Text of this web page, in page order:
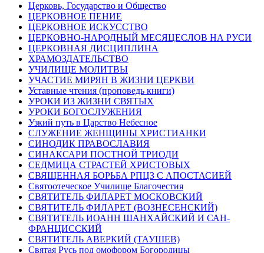
Церковь, Государство и Общество
ЦЕРКОВНОЕ ПЕНИЕ
ЦЕРКОВНОЕ ИСКУССТВО
ЦЕРКОВНО-НАРОДНЫЙ МЕСЯЦЕСЛОВ НА РУСИ
ЦЕРКОВНАЯ ДИСЦИПЛИНА
ХРАМОЗДАТЕЛЬСТВО
УЧИЛИЩЕ МОЛИТВЫ
УЧАСТИЕ МИРЯН В ЖИЗНИ ЦЕРКВИ
Уставные чтения (проповедь книги)
УРОКИ ИЗ ЖИЗНИ СВЯТЫХ
УРОКИ БОГОСЛУЖЕНИЯ
Узкий путь в Царство Небесное
СЛУЖЕНИЕ ЖЕНЩИНЫ ХРИСТИАНКИ
СИНОДИК ПРАВОСЛАВИЯ
СИНАКСАРИ ПОСТНОЙ ТРИОДИ
СЕДМИЦА СТРАСТЕЙ ХРИСТОВЫХ
СВЯЩЕННАЯ БОРЬБА РПЦЗ С АПОСТАСИЕЙ
Святоотеческое Училище Благочестия
СВЯТИТЕЛЬ ФИЛАРЕТ МОСКОВСКИЙ
СВЯТИТЕЛЬ ФИЛАРЕТ (ВОЗНЕСЕНСКИЙ)
СВЯТИТЕЛЬ ИОАНН ШАНХАЙСКИЙ И САН-
ФРАНЦИССКИЙ
СВЯТИТЕЛЬ АВЕРКИЙ (ТАУШЕВ)
Святая Русь под омофором Богородицы